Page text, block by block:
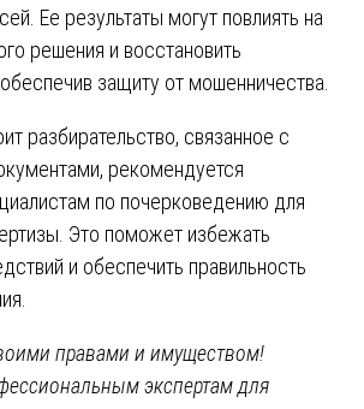
Ее результаты могут повлиять на
решения и восстановить
защиту от мошенничества.
разбирательство, связанное с
рекомендуется
по почерковедению для
Это поможет избежать
и обеспечить правильность
правами и имуществом!
экспертам для